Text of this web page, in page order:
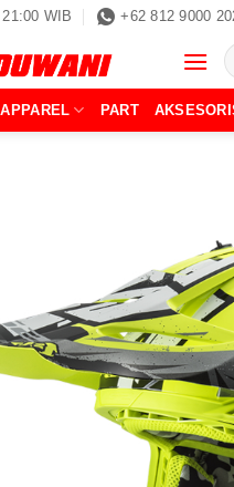
WIB +62 812 9000
APPAREL PART